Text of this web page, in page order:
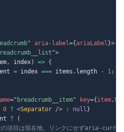
" aria-label={ariaLabel }>
">
, index) => {
= index === items . length - 1;
=" breadcrumb__item" key={ item.
0 ? <Separator /> : null }
?
(
項目は現在地。リンクにせずaria-